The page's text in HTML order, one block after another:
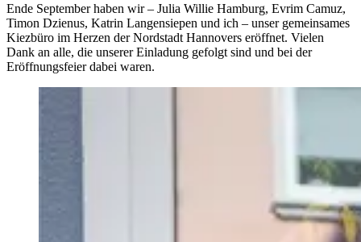
Ende September haben wir – Julia Willie Hamburg, Evrim Camuz,
Timon Dzienus, Katrin Langensiepen und ich – unser gemeinsames
Kiezbüro im Herzen der Nordstadt Hannovers eröffnet. Vielen
Dank an alle, die unserer Einladung gefolgt sind und bei der
Eröffnungsfeier dabei waren.